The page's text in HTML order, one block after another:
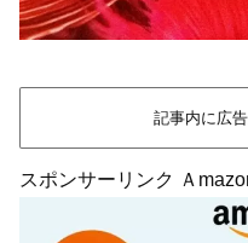
記事内に広
スポンサーリンク Ａ